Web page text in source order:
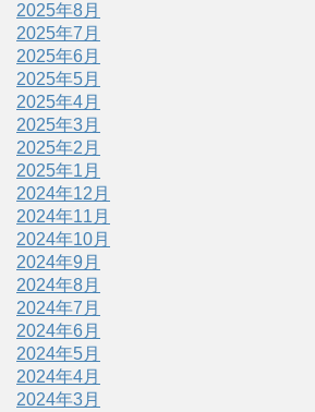
2025年8月
2025年7月
2025年6月
2025年5月
2025年4月
2025年3月
2025年2月
2025年1月
2024年12月
2024年11月
2024年10月
2024年9月
2024年8月
2024年7月
2024年6月
2024年5月
2024年4月
2024年3月